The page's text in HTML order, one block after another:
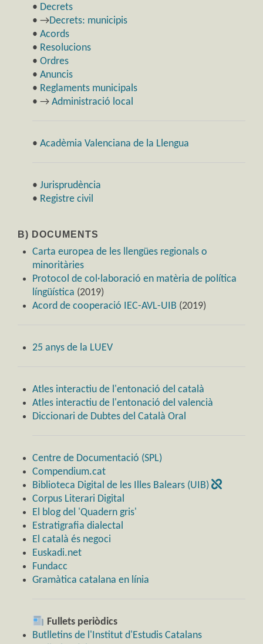
• Decrets
• →Decrets: municipis
• Acords
• Resolucions
• Ordres
• Anuncis
• Reglaments municipals
• → Administració local
• Acadèmia Valenciana de la Llengua
• Jurisprudència
• Registre civil
B) DOCUMENTS
Carta europea de les llengües regionals o
minoritàries
Protocol de col·laboració en matèria de política
língüística (2019)
Acord de cooperació IEC-AVL-UIB (2019)
25 anys de la LUEV
Atles interactiu de l'entonació del català
Atles interactiu de l'entonació del valencià
Diccionari de Dubtes del Català Oral
Centre de Documentació (SPL)
Compendium.cat
Biblioteca Digital de les Illes Balears (UIB)
Corpus Literari Digital
El blog del 'Quadern gris'
Estratigrafia dialectal
El català és negoci
Euskadi.net
Fundacc
Gramàtica catalana en línia
Fullets periòdics
Butlletins de l'Institut d'Estudis Catalans